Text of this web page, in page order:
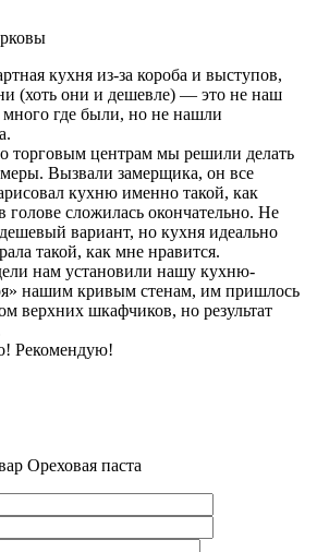
кухня из-за короба и выступов,
(хоть они и дешевле) — это не наш
где были, но не нашли
торговым центрам мы решили делать
Вызвали замерщика, он все
кухню именно такой, как
голове сложилась окончательно. Не
вариант, но кухня идеально
такой, как мне нравится.
нам установили нашу кухню-
нашим кривым стенам, им пришлось
верхних шкафчиков, но результат
Рекомендую!
Ореховая паста